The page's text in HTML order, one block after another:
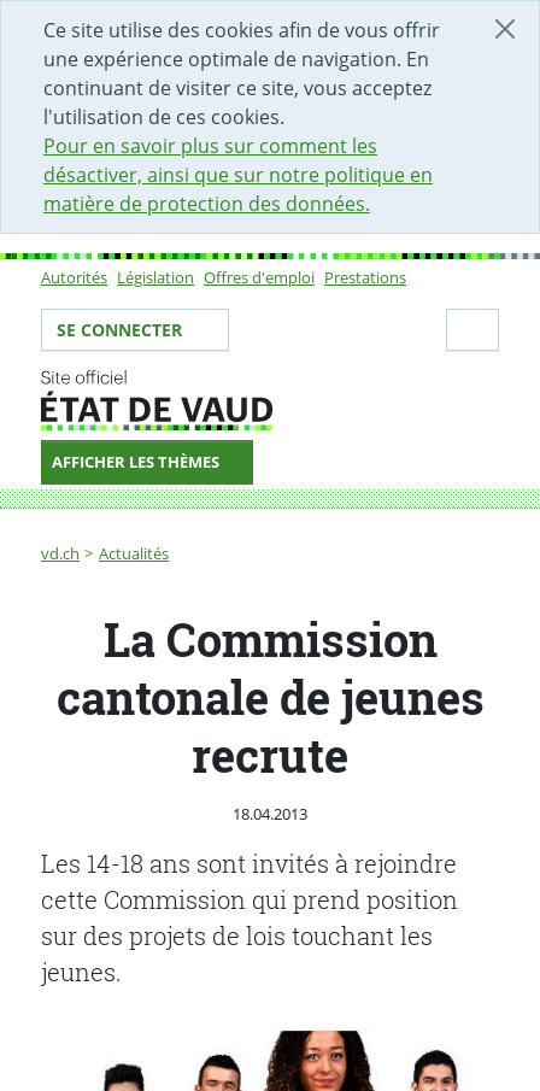
Ce site utilise des cookies afin de vous offrir
une expérience optimale de navigation. En
continuant de visiter ce site, vous acceptez
l'utilisation de ces cookies.
Pour en savoir plus sur comment les
désactiver, ainsi que sur notre politique en
matière de protection des données.
DÉBUT DU CONTENU DE LA PAGE
ACCÈS AU CHAMP DE RECHERCHE
PAGE D'ACCUEIL
FORMULAIRE DE CONTACT
Sous-navigation
Autorités Législation Offres d'emploi Prestations
Votre identité
SE CONNECTER
AFFICHER LES THÈMES
Fil d'Ariane
vd.ch Actualités
La Commission cantonale de jeunes recrute
La Commission
cantonale de jeunes
recrute
Publié le
18.04.2013
Les 14-18 ans sont invités à rejoindre
cette Commission qui prend position
sur des projets de lois touchant les
jeunes.